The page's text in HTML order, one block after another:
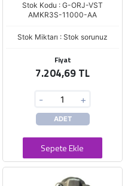
Stok Kodu : G-ORJ-VST
AMKR3S-11000-AA
Stok Miktarı : Stok sorunuz
Fiyat
7.204,69 TL
- +
ADET
Sepete Ekle